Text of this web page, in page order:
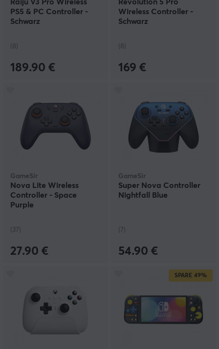
Raiju V3 Pro Wireless
PS5 & PC Controller -
Schwarz
(8)
189.90 €
Revolution 5 Pro
Wireless Controller -
Schwarz
(8)
169 €
GameSir
Nova Lite Wireless
Controller - Space
Purple
(37)
27.90 €
GameSir
Super Nova Controller
Nightfall Blue
(7)
54.90 €
SPARE 49%